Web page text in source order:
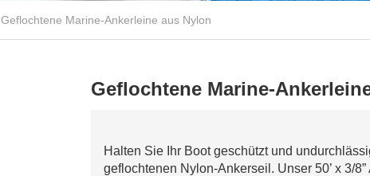
Geflochtene Marine-Ankerleine aus Nylon
Geflochtene Marine-
Halten Sie Ihr Boot geschützt und
geflochtenen Nylon-Ankerseil. Unser 50’ x 3/